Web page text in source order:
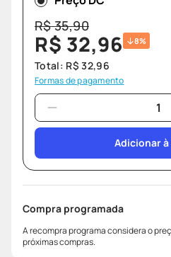
R$35,90
R$ 32,96 8%
Total: R$ 32,96
Formas de pagamento
Adicionar
Compra programada
A recompra programa considera o
próximas compras.